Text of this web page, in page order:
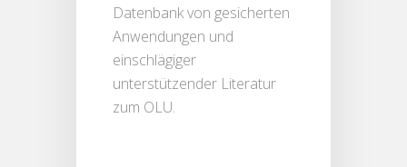
Datenbank von gesicherten
Anwendungen und
einschlägiger
unterstützender Literatur
zum OLU.